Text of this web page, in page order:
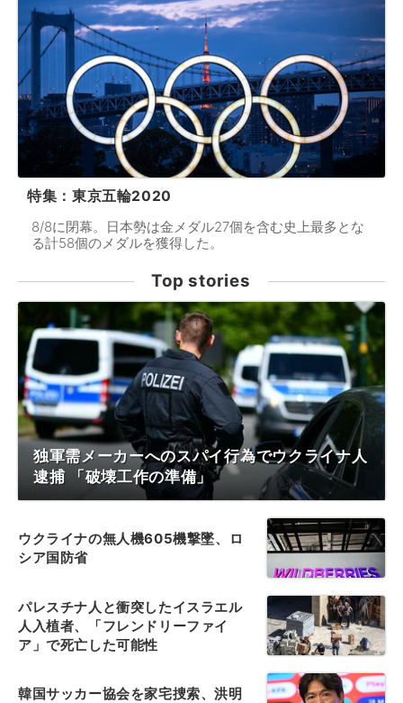
特集：東京五輪2020
8/8に閉幕。日本勢は金メダル27個を含む史上最多とな
る計58個のメダルを獲得した。
Top stories
独軍需メーカーへのスパイ行為でウクライナ人
逮捕 「破壊工作の準備」
ウクライナの無人機605機撃墜、ロ
シア国防省
パレスチナ人と衝突したイスラエル
人入植者、「フレンドリーファイ
ア」で死亡した可能性
韓国サッカー協会を家宅捜索、洪明